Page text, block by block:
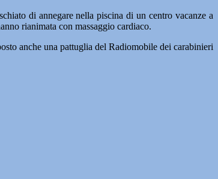
di annegare nella piscina di un centro vacanze a
rianimata con massaggio cardiaco.
anche una pattuglia del Radiomobile dei carabinieri